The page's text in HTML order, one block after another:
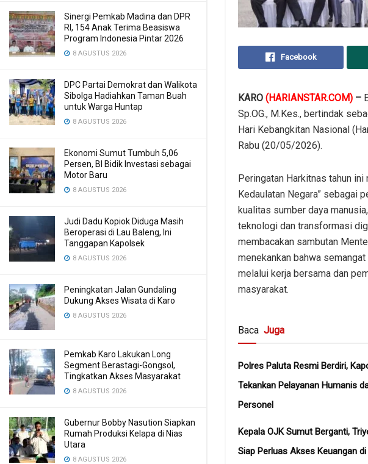
Sinergi Pemkab Madina dan DPR
RI, 154 Anak Terima Beasiswa
Program Indonesia Pintar 2026
8 AGUSTUS 2026
DPC Partai Demokrat dan Walikota
Sibolga Hadiahkan Taman Buah
untuk Warga Huntap
8 AGUSTUS 2026
Ekonomi Sumut Tumbuh 5,06
Persen, BI Bidik Investasi sebagai
Motor Baru
8 AGUSTUS 2026
Judi Dadu Kopiok Diduga Masih
Beroperasi di Lau Baleng, Ini
Tanggapan Kapolsek
8 AGUSTUS 2026
Peningkatan Jalan Gundaling
Dukung Akses Wisata di Karo
8 AGUSTUS 2026
Pemkab Karo Lakukan Long
Segment Berastagi-Gongsol,
Tingkatkan Akses Masyarakat
8 AGUSTUS 2026
Gubernur Bobby Nasution Siapkan
Rumah Produksi Kelapa di Nias
Utara
8 AGUSTUS 2026
Facebook
KARO (HARIANSTAR.COM) –
Sp.OG., M.Kes., bertindak
Hari Kebangkitan Nasional
Rabu (20/05/2026).
Peringatan Harkitnas tahun ini
Kedaulatan Negara” sebagai
kualitas sumber daya
teknologi dan transformasi
membacakan sambutan
menekankan bahwa
melalui kerja bersama dan
masyarakat.
Baca Juga
Polres Paluta Resmi Berdiri,
Tekankan Pelayanan Humanis
Personel
Kepala OJK Sumut Berganti,
Siap Perluas Akses Keuangan di